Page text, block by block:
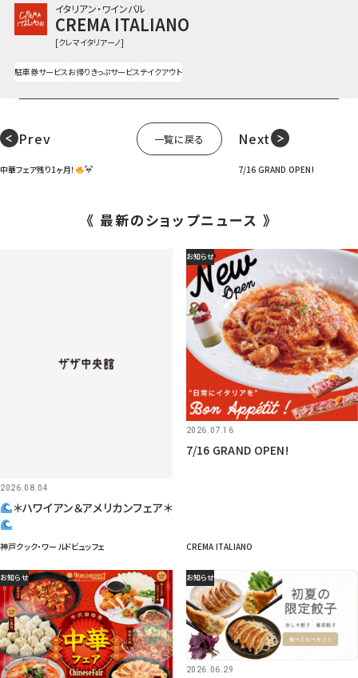
イタリアン・ワインバル
CREMA ITALIANO
[クレマイタリアーノ]
駐車券サービス お帰りきっぷサービス テイクアウト
Prev
中華フェア残り1ヶ月！
一覧に戻る Next
7/16 GRAND OPEN!
《 最新のショップニュース 》
2026.08.04
＊ハワイアン＆アメリカンフェア＊
神戸クック・ワールドビュッフェ
お知らせ
2026.07.16
7/16 GRAND OPEN!
CREMA ITALIANO
お知らせ お知らせ
2026.06.29